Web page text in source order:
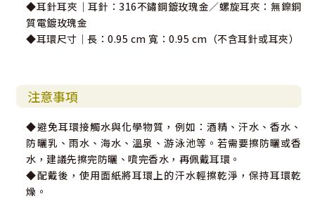
◆耳針耳夾｜耳針：316不鏽鋼鍍玫瑰金／螺旋耳夾：無鎳銅
質電鍍玫瑰金
◆耳環尺寸｜長：0.95 cm 寬：0.95 cm（不含耳針或耳夾）
注意事項
◆避免耳環接觸水與化學物質，例如：酒精、汗水、香水、
防曬乳、雨水、海水、溫泉、游泳池等。若需要擦防曬或香
水，建議先擦完防曬、噴完香水，再佩戴耳環。
◆配戴後，使用面紙將耳環上的汗水輕擦乾淨，保持耳環乾
燥。